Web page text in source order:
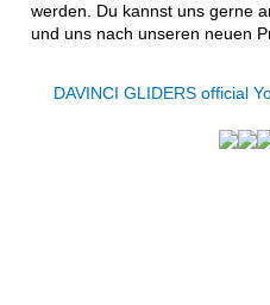
werden. Du kannst uns gerne
und uns nach unseren neuen
DAVINCI GLIDERS official